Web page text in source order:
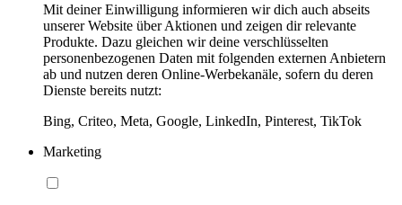
Mit deiner Einwilligung informieren wir dich auch abseits
unserer Website über Aktionen und zeigen dir relevante
Produkte. Dazu gleichen wir deine verschlüsselten
personenbezogenen Daten mit folgenden externen Anbietern
ab und nutzen deren Online-Werbekanäle, sofern du deren
Dienste bereits nutzt:
Bing, Criteo, Meta, Google, LinkedIn, Pinterest, TikTok
Marketing